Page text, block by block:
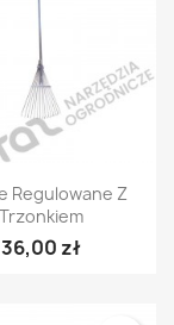
podgląd
Regulowane Z
Trzonkiem
36,00 zł